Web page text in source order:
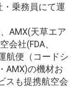
・乗務員にて運
AMX(天草エア
会社(FDA、
航便（コードシ
AMX)の機材お
スも提携航空会